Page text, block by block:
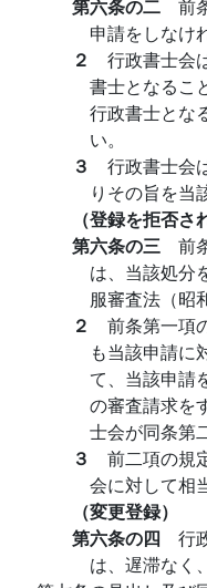
第六条の二 前
申請をしなけ
２ 行政書士会
書士となるこ
行政書士とな
い。
３ 行政書士会
りその旨を当
（登録を拒否さ
第六条の三 前
は、当該処分
服審査法（昭
２ 前条第一項
も当該申請に
て、当該申請
の審査請求を
士会が同条第
３ 前二項の規
会に対して相
（変更登録）
第六条の四 行
は、遅滞なく